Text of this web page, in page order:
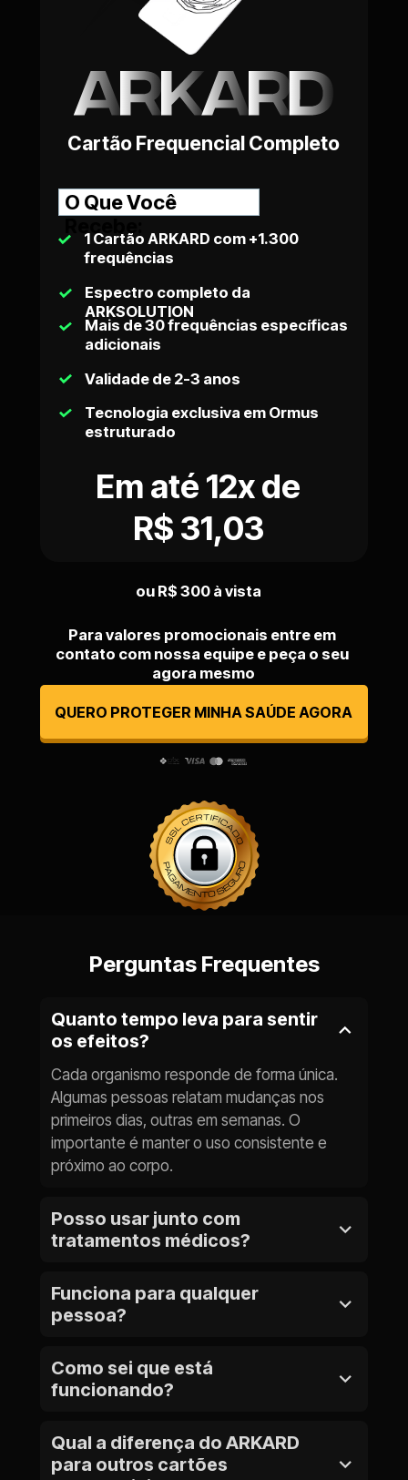
Cartão Frequencial Completo
O Que Você
1 Cartão ARKARD com +1.300
frequências
Espectro completo da
ARKSOLUTION
Mais de 30 frequências específicas
adicionais
Validade de 2-3 anos
Tecnologia exclusiva em Ormus
estruturado
R$ 31,03
ou R$ 300 à vista
Para valores promocionais entre em
contato com nossa equipe e peça o seu
agora mesmo
QUERO PROTEGER MINHA SAÚDE AGORA
Perguntas Frequentes
Quanto tempo leva para sentir
os efeitos?
Cada organismo responde de forma única.
Algumas pessoas relatam mudanças nos
primeiros dias, outras em semanas. O
importante é manter o uso consistente e
próximo ao corpo.
Posso usar junto com
tratamentos médicos?
informacional/energético e não interfere com
tratamentos convencionais. Nunca suspenda
médico.
Funciona para qualquer
pessoa?
qualquer pessoa que deseja fortalecer seu
campo energético e se proteger das
podem variar de acordo com cada
organismo.
Como sei que está
funcionando?
qualidade do sono, níveis de energia, clareza
mental, bem-estar geral. Muitas pessoas
Qual a diferença do ARKARD
para outros cartões